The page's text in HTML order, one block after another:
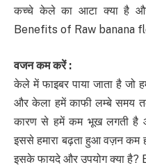
कच्‍चे केले का आटा क्या है
Benefits of Raw banana
वजन कम करें :
केले में फाइबर पाया जाता है जो
और केला हमें काफी लम्बे समय
कारण से हमें कम भूख लगती है
इससे हमारा बढ़ता हुआ वज़न
इसके फायदे और उपयोग क्या